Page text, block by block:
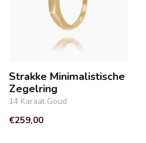
Strakke Minimalistische
Zegelring
14 Karaat Goud
€259,00